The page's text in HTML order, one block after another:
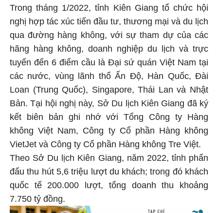
Trong tháng 1/2022, tỉnh Kiên Giang tổ chức hội
nghị hợp tác xúc tiến đầu tư, thương mại và du lịch
qua đường hàng không, với sự tham dự của các
hãng hàng không, doanh nghiệp du lịch và trực
tuyến đến 6 điểm cầu là Đại sứ quán Việt Nam tại
các nước, vùng lãnh thổ Ấn Độ, Hàn Quốc, Đài
Loan (Trung Quốc), Singapore, Thái Lan và Nhật
Bản. Tại hội nghị này, Sở Du lịch Kiên Giang đã ký
kết biên bản ghi nhớ với Tổng Công ty Hàng
không Việt Nam, Công ty Cổ phần Hàng không
VietJet và Công ty Cổ phần Hàng không Tre Việt.
Theo Sở Du lịch Kiên Giang, năm 2022, tỉnh phấn
đấu thu hút 5,6 triệu lượt du khách; trong đó khách
quốc tế 200.000 lượt, tổng doanh thu khoảng
7.750 tỷ đồng.